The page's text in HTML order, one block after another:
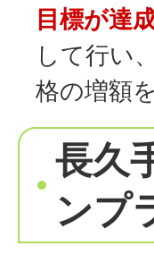
目標が達
して行い
格の増額
長久
ンプ